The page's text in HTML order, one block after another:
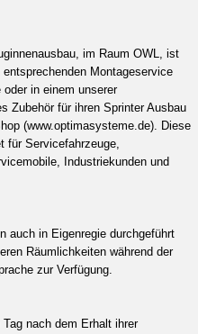
im Raum OWL, ist
Montageservice
oder in einem unserer
Zubehör für ihren Sprinter Ausbau
(www.optimasysteme.de). Diese
für Servicefahrzeuge,
Industriekunden und
auch in Eigenregie durchgeführt
Räumlichkeiten während der
zur Verfügung.
nach dem Erhalt ihrer